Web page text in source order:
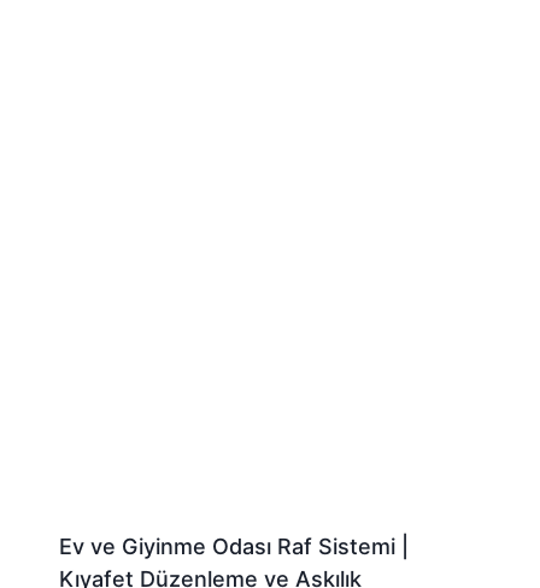
Ev ve Giyinme Odası Raf Sistemi |
Kıyafet Düzenleme ve Askılık